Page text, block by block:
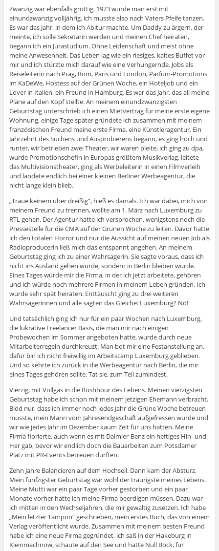
Zwanzig war ebenfalls grottig. 1973 wurde man erst mit
einundzwanzig volljährig, ich musste also nach Vaters Pfeife tanzen.
Es war das Jahr, in dem ich Abitur machte. Um Daddy zu ärgern, der
meinte, ich solle Sekretärin werden und meinen Chef heiraten,
begann ich ein Jurastudium. Ohne Leidenschaft und meist ohne
meine Anwesenheit. Das Leben lag wie ein riesiges, kaltes Buffet vor
mir und ich stürzte mich darauf wie eine Verhungernde. Jobs als
Reiseleiterin nach Prag, Rom, Paris und London, Parfüm-Promotions
im KaDeWe, Hostess auf der Grünen Woche, ein Hoteljob und ein
Lover in Italien, ein Freund in Hamburg. Es war das Jahr, das all meine
Pläne auf den Kopf stellte: An meinem einundzwanzigsten
Geburtstag unterschrieb ich einen Mietvertrag für meine erste eigene
Wohnung, einige Tage später gründete ich zusammen mit meinem
französischen Freund meine erste Firma, eine Künstleragentur. Ein
Jahrzehnt des Suchens und Ausprobierens begann, es ging hoch und
runter, wir betrieben zwei Theater, wir waren pleite, ich ging zu dpa,
wurde Promotionschefin in Europas größtem Musikverlag, leitete
das Multivisionstheater, ging als Werbeleiterin in einen Filmverleih
und landete endlich bei einer kleinen Berliner Werbeagentur, die
nicht lange klein blieb.
„Traue keinem über dreißig“, hieß es damals. Ich war dabei, mich von
meinem Freund zu trennen, wollte am 1. März nach Luxemburg zu
RTL gehen. Der Agentur hatte ich versprochen, wenigstens noch die
Pressestelle für die CMA auf der Grünen Woche zu leiten. Davor hatte
ich den totalen Horror und nur die Aussicht auf meinen neuen Job als
Radioproducerin ließ mich das entspannt angehen. An meinem
Geburtstag ging ich zu einer Wahrsagerin. Sie sagte voraus, dass ich
nicht ins Ausland gehen würde, sondern in Berlin bleiben würde.
Eines Tages würde mir die Firma, in der ich jetzt arbeitete, gehören
und ich würde noch mehrere Firmen in meinem Leben gründen. Ich
würde sehr spät heiraten. Enttäuscht ging zu drei weiteren
Wahrsagerinnen und alle sagten das Gleiche: Luxemburg? Nö!
Und tatsächlich ging ich nur für ein paar Wochen nach Luxemburg,
die lukrative Freelancer Basis, die man mir nach einigen
Probewochen im Sommer angeboten hatte, wurde durch neue
Mitarbeiterregeln durchkreuzt. Man bot mir eine Festanstellung an,
dafür bin ich nicht freiwillig im Arbeitscamp Luxemburg geblieben.
Und so kehrte ich zurück in die Werbeagentur nach Berlin, die mir
eines Tages gehören sollte. Tat sie, zum Teil zumindest.
Vierzig, mit Vollgas in die Rushhour des Lebens. Meinen vierzigsten
Geburtstag habe ich schon mit meinem jetzigen Ehemann verbracht.
Blöd nur, dass ich immer noch jedes Jahr die Grüne Woche betreuen
musste, mein Mann vom Jahresendgeschäft aufgefressen wurde und
wir wie jedes Jahr im Dezember kaum Zeit für uns hatten. Meine
Firma florierte, auch wenn es mit Daimler-Benz ein heftiges Hin- und
Her gab, bevor wir endlich doch die Bauarbeiten zum Potsdamer
Platz mit PR-Events betreuen durften.
Zehn Jahre Balancieren auf dem Hochseil. Dann kam der Absturz.
Mein fünfzigster Geburtstag war wohl der traurigste meines Lebens.
Meine Mutti war ein paar Tage vorher gestorben und ein paar
Monate vorher hatte ich meine Firma beerdigen müssen. Dazu war
ich mitten in den Wechseljahren, die mir gewaltig zusetzen. Ich habe
„Mein letzter Tampon“ geschrieben, mein erstes Buch, das von einem
Verlag veröffentlicht wurde. Zusammen mit meinem besten Freund
habe ich eine neue Firma gegründet, ich saß in der Hakeburg in
Kleinmachnow, schaute auf den See und hatte Null Bock, für